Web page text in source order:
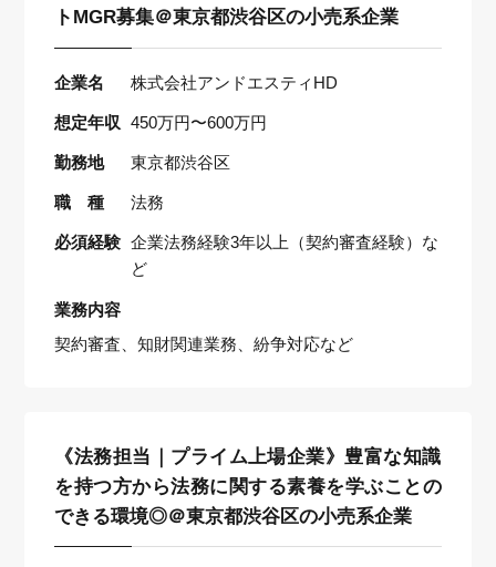
トMGR募集＠東京都渋谷区の小売系企業
企業名 株式会社アンドエスティHD
想定年収 450万円〜600万円
勤務地 東京都渋谷区
職 種 法務
必須経験 企業法務経験3年以上（契約審査経験）な
ど
業務内容
契約審査、知財関連業務、紛争対応など
《法務担当｜プライム上場企業》豊富な知識
を持つ方から法務に関する素養を学ぶことの
できる環境◎＠東京都渋谷区の小売系企業